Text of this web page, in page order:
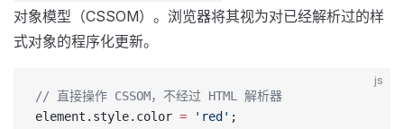
对象模型（CSSOM）。浏览器将其视为对已经解析过的样
式对象的程序化更新。
js
// 直接操作 CSSOM，不经过 HTML 解析器
element.style.color = 'red' ;